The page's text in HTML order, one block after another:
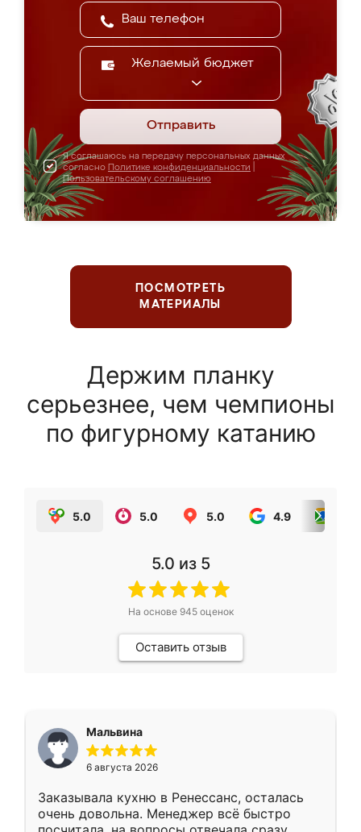
Желаемый бюджет
Отправить
Я соглашаюсь на передачу персональных данных
согласно Политике конфиденциальности
Пользовательскому соглашению
ПОСМОТРЕТЬ
МАТЕРИАЛЫ
Держим планку
серьезнее, чем чемпионы
по фигурному катанию
5.0 5.0 5.0 4.9
5.0 из 5
На основе 945оценок
Оставить отзыв
Мальвина
6 августа 2026
Заказывала кухню в Ренессанс, осталась
очень довольна. Менеджер всё быстро